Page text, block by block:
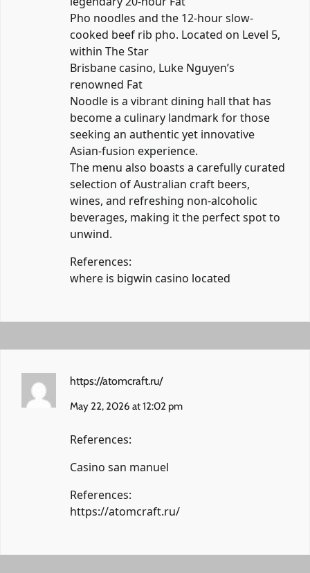
Pho noodles and the 12-hour slow-
cooked beef rib pho. Located on Level 5,
within The Star
Brisbane casino, Luke Nguyen’s
renowned Fat
Noodle is a vibrant dining hall that has
become a culinary landmark for those
seeking an authentic yet innovative
Asian-fusion experience.
The menu also boasts a carefully curated
selection of Australian craft beers,
wines, and refreshing non-alcoholic
beverages, making it the perfect spot to
unwind.
References:
where is bigwin casino located
https://atomcraft.ru/
May 22, 2026 at 12:02 pm
References:
Casino san manuel
References:
https://atomcraft.ru/